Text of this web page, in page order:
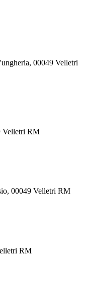
00049 Velletri
Velletri RM
00049 Velletri RM
RM